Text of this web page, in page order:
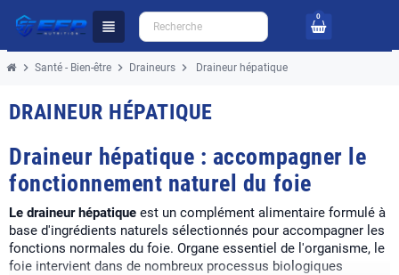
view_headline
0
chevron_right Santé - Bien-être chevron_right Draineurs chevron_right Draineur hépatique
DRAINEUR HÉPATIQUE
Draineur hépatique : accompagner le
fonctionnement naturel du foie
Le draineur hépatique est un complément alimentaire formulé à
base d'ingrédients naturels sélectionnés pour accompagner les
fonctions normales du foie. Organe essentiel de l'organisme, le
foie intervient dans de nombreux processus biologiques